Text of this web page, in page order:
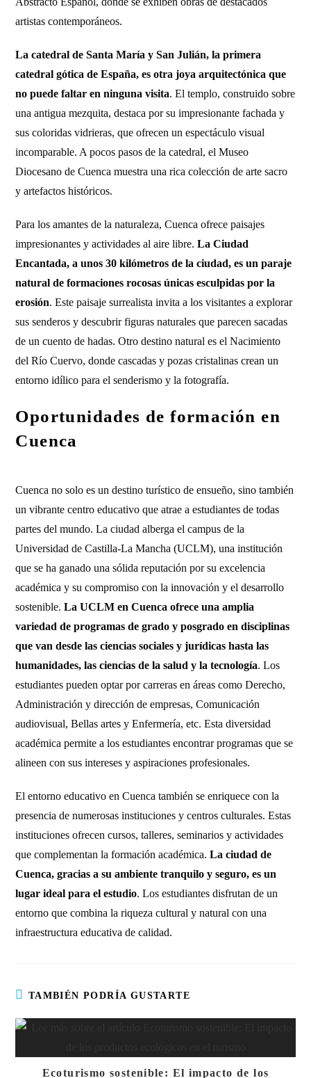
artistas contemporáneos.
La catedral de Santa María y San Julián, la primera
catedral gótica de España, es otra joya arquitectónica que
no puede faltar en ninguna visita. El templo, construido sobre
una antigua mezquita, destaca por su impresionante fachada y
sus coloridas vidrieras, que ofrecen un espectáculo visual
incomparable. A pocos pasos de la catedral, el Museo
Diocesano de Cuenca muestra una rica colección de arte sacro
y artefactos históricos.
Para los amantes de la naturaleza, Cuenca ofrece paisajes
impresionantes y actividades al aire libre.La Ciudad
Encantada, a unos 30 kilómetros de la ciudad, es un paraje
natural de formaciones rocosas únicas esculpidas por la
erosión. Este paisaje surrealista invita a los visitantes a explorar
sus senderos y descubrir figuras naturales que parecen sacadas
de un cuento de hadas. Otro destino natural es el Nacimiento
del Río Cuervo, donde cascadas y pozas cristalinas crean un
entorno idílico para el senderismo y la fotografía.
Oportunidades de formación en
Cuenca
Cuenca no solo es un destino turístico de ensueño, sino también
un vibrante centro educativo que atrae a estudiantes de todas
partes del mundo. La ciudad alberga el campus de la
Universidad de Castilla-La Mancha (UCLM), una institución
que se ha ganado una sólida reputación por su excelencia
académica y su compromiso con la innovación y el desarrollo
sostenible.La UCLM en Cuenca ofrece una amplia
variedad de programas de grado y posgrado en disciplinas
que van desde las ciencias sociales y jurídicas hasta las
humanidades, las ciencias de la salud y la tecnología. Los
estudiantes pueden optar por carreras en áreas como Derecho,
Administración y dirección de empresas, Comunicación
audiovisual, Bellas artes y Enfermería, etc. Esta diversidad
académica permite a los estudiantes encontrar programas que se
alineen con sus intereses y aspiraciones profesionales.
El entorno educativo en Cuenca también se enriquece con la
presencia de numerosas instituciones y centros culturales. Estas
instituciones ofrecen cursos, talleres, seminarios y actividades
que complementan la formación académica.La ciudad de
Cuenca, gracias a su ambiente tranquilo y seguro, es un
lugar ideal para el estudio. Los estudiantes disfrutan de un
entorno que combina la riqueza cultural y natural con una
infraestructura educativa de calidad.
TAMBIÉN PODRÍA GUSTARTE
Ecoturismo sostenible: El impacto de los